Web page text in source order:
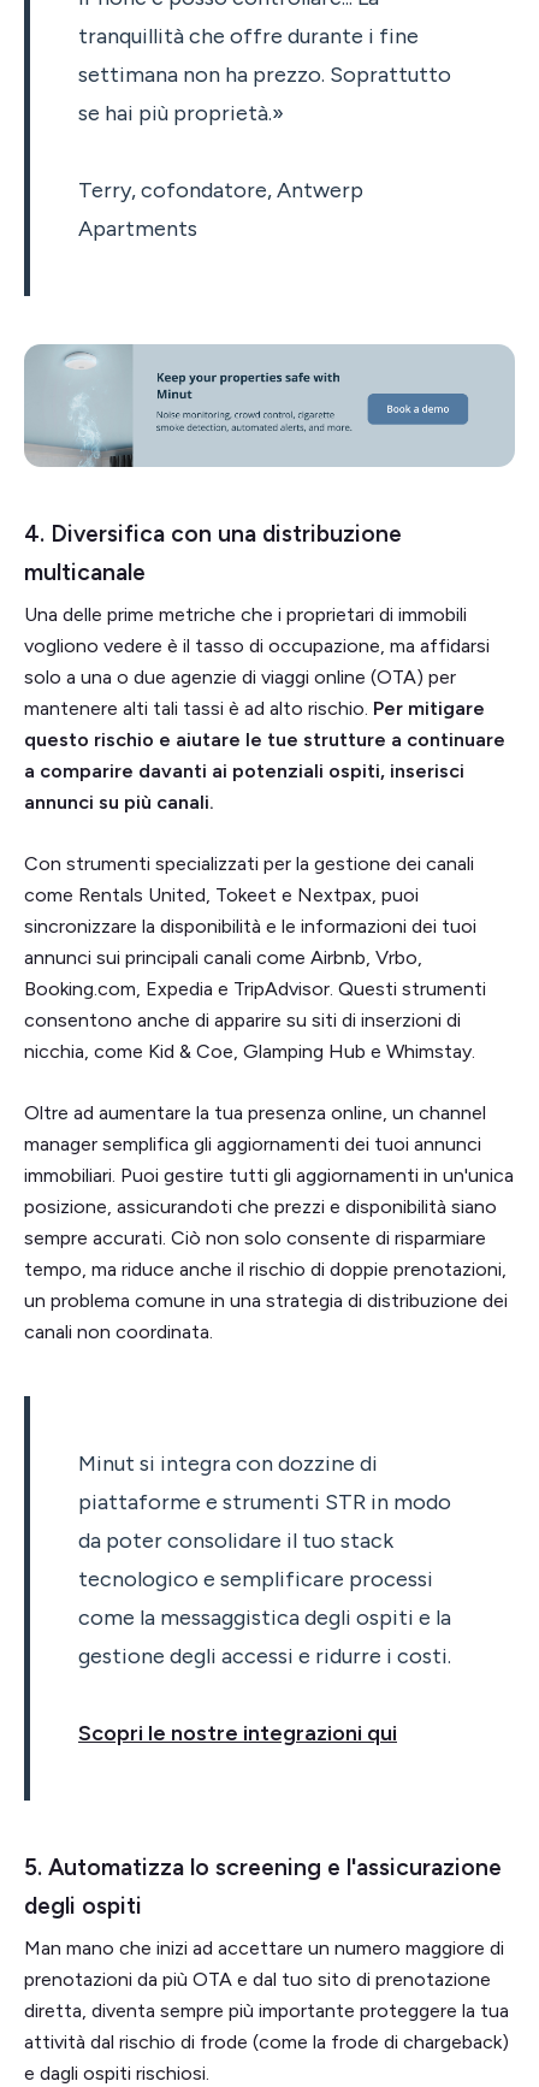
tranquillità che offre durante i fine
settimana non ha prezzo. Soprattutto
se hai più proprietà.»
Terry, cofondatore, Antwerp
Apartments
4. Diversifica con una distribuzione
multicanale
Una delle prime metriche che i proprietari di immobili
vogliono vedere è il tasso di occupazione, ma affidarsi
solo a una o due agenzie di viaggi online (OTA) per
mantenere alti tali tassi è ad alto rischio. Per mitigare
questo rischio e aiutare le tue strutture a continuare
a comparire davanti ai potenziali ospiti, inserisci
annunci su più canali.
Con strumenti specializzati per la gestione dei canali
come Rentals United, Tokeet e Nextpax, puoi
sincronizzare la disponibilità e le informazioni dei tuoi
annunci sui principali canali come Airbnb, Vrbo,
Booking.com, Expedia e TripAdvisor. Questi strumenti
consentono anche di apparire su siti di inserzioni di
nicchia, come Kid & Coe, Glamping Hub e Whimstay.
Oltre ad aumentare la tua presenza online, un channel
manager semplifica gli aggiornamenti dei tuoi annunci
immobiliari. Puoi gestire tutti gli aggiornamenti in un'unica
posizione, assicurandoti che prezzi e disponibilità siano
sempre accurati. Ciò non solo consente di risparmiare
tempo, ma riduce anche il rischio di doppie prenotazioni,
un problema comune in una strategia di distribuzione dei
canali non coordinata.
Minut si integra con dozzine di
piattaforme e strumenti STR in modo
da poter consolidare il tuo stack
tecnologico e semplificare processi
come la messaggistica degli ospiti e la
gestione degli accessi e ridurre i costi.
Scopri le nostre integrazioni qui
5. Automatizza lo screening e l'assicurazione
degli ospiti
Man mano che inizi ad accettare un numero maggiore di
prenotazioni da più OTA e dal tuo sito di prenotazione
diretta, diventa sempre più importante proteggere la tua
attività dal rischio di frode (come la frode di chargeback)
e dagli ospiti rischiosi.